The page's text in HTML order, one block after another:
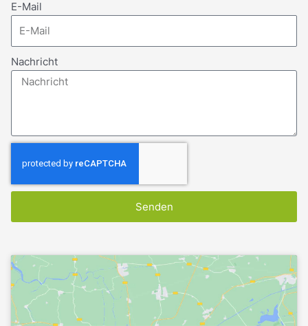
E-Mail
Nachricht
Senden